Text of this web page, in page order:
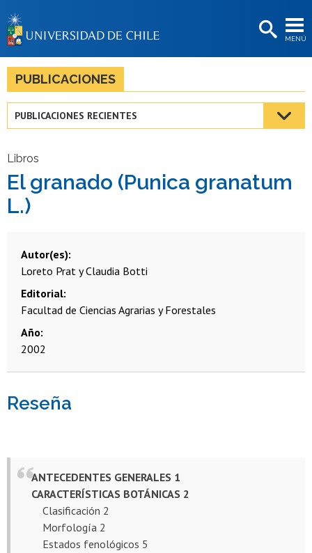
MENÚ
BIBLIOTECAS
LA UNIVERSIDAD
Estudiantes
Funcionarias/os
PUBLICACIONES
PUBLICACIONES RECIENTES
Libros
El granado (Punica granatum
L.)
Autor(es)
Loreto Prat y Claudia Botti
Editorial
Facultad de Ciencias Agrarias y Forestales
Año
2002
Reseña
ANTECEDENTES GENERALES 1
CARACTERÍSTICAS BOTÁNICAS 2
Clasificación 2
Morfología 2
Estados fenológicos 5